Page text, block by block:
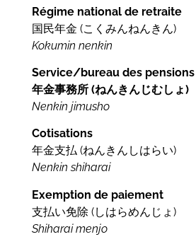
Régime national de retraite
国民年金 (こく みんねんきん)
Kokumin nenkin
Service/bureau des pensions
年金事務所 (ねんきんじむしょ)
Nenkin jimusho
Cotisations
年金支払 (ねんきんしはらい)
Nenkin shiharai
Exemption de paiement
支払い免除 (しはらめんじょ)
Shiharai menjo